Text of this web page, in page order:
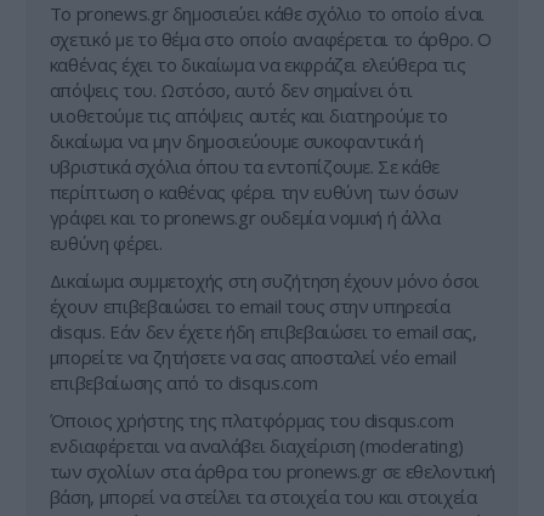
Tο pronews.gr δημοσιεύει κάθε σχόλιο το οποίο είναι
σχετικό με το θέμα στο οποίο αναφέρεται το άρθρο. Ο
καθένας έχει το δικαίωμα να εκφράζει ελεύθερα τις
απόψεις του. Ωστόσο, αυτό δεν σημαίνει ότι
υιοθετούμε τις απόψεις αυτές και διατηρούμε το
δικαίωμα να μην δημοσιεύουμε συκοφαντικά ή
υβριστικά σχόλια όπου τα εντοπίζουμε. Σε κάθε
περίπτωση ο καθένας φέρει την ευθύνη των όσων
γράφει και το pronews.gr ουδεμία νομική ή άλλα
ευθύνη φέρει.
Δικαίωμα συμμετοχής στη συζήτηση έχουν μόνο όσοι
έχουν επιβεβαιώσει το email τους στην υπηρεσία
disqus. Εάν δεν έχετε ήδη επιβεβαιώσει το email σας,
μπορείτε να ζητήσετε να σας αποσταλεί νέο email
επιβεβαίωσης από το disqus.com
Όποιος χρήστης της πλατφόρμας του disqus.com
ενδιαφέρεται να αναλάβει διαχείριση (moderating)
των σχολίων στα άρθρα του pronews.gr σε εθελοντική
βάση, μπορεί να στείλει τα στοιχεία του και στοιχεία